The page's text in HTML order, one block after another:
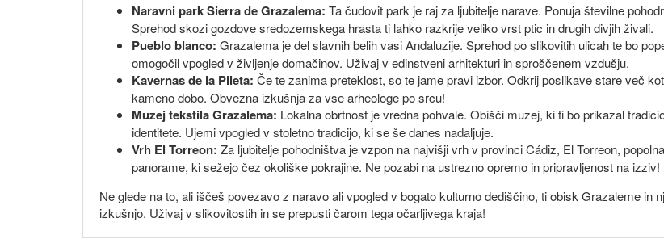
Naravni park Sierra de Grazalema: Ta čudovit park je raj za ljubitelje narave. Ponuja številne
Sprehod skozi gozdove sredozemskega hrasta ti lahko razkrije veliko vrst ptic in drugih divjih živali.
Pueblo blanco: Grazalema je del slavnih belih vasi Andaluzije. Sprehod po slikovitih ulicah te bo
omogočil vpogled v življenje domačinov. Uživaj v edinstveni arhitekturi in sproščenem vzdušju.
Kavernas de la Pileta: Če te zanima preteklost, so te jame pravi izbor. Odkrij poslikave stare več
kameno dobo. Obvezna izkušnja za vse arheologe po srcu!
Muzej tekstila Grazalema: Lokalna obrtnost je vredna pohvale. Obišči muzej, ki ti bo prikazal
identitete. Ujemi vpogled v stoletno tradicijo, ki se še danes nadaljuje.
Vrh El Torreon: Za ljubitelje pohodništva je vzpon na najvišji vrh v provinci Cádiz, El Torreon,
panorame, ki sežejo čez okoliške pokrajine. Ne pozabi na ustrezno opremo in pripravljenost na izziv!
Ne glede na to, ali iščeš povezavo z naravo ali vpogled v bogato kulturno dediščino, ti obisk Grazaleme in
izkušnjo. Uživaj v slikovitostih in se prepusti čarom tega očarljivega kraja!